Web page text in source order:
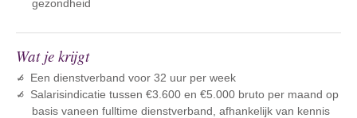
gezondheid
Wat je krijgt
Een dienstverband voor 32 uur per week
Salarisindicatie tussen €3.600 en €5.000 bruto per maand op
basis vaneen fulltime dienstverband, afhankelijk van kennis